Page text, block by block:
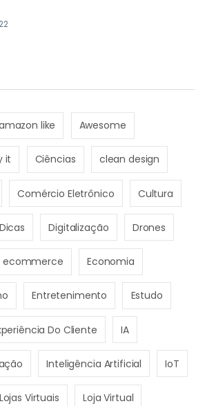
like Awesome
it Ciências clean design
Comércio Eletrônico Cultura
Dicas Digitalização Drones
ecommerce Economia
Entretenimento Estudo
Do Cliente IA
Inteligência Artificial IoT
Lojas Virtuais Loja Virtual